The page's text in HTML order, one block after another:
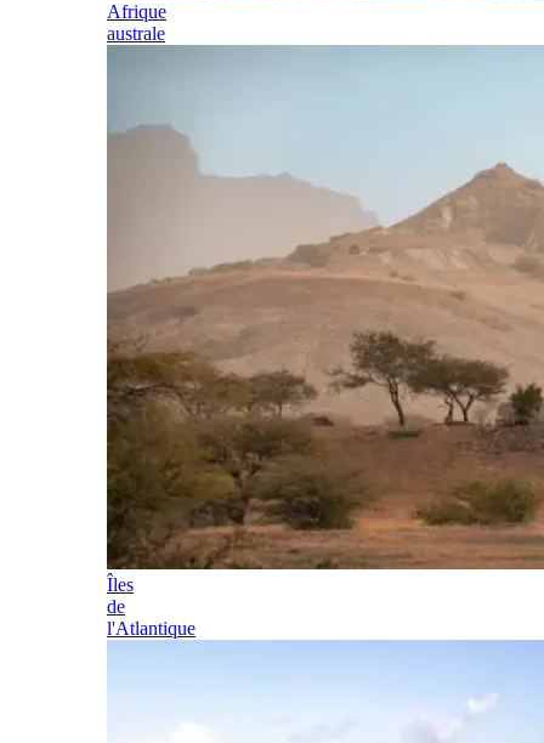
Afrique
australe
Îles
de
l'Atlantique